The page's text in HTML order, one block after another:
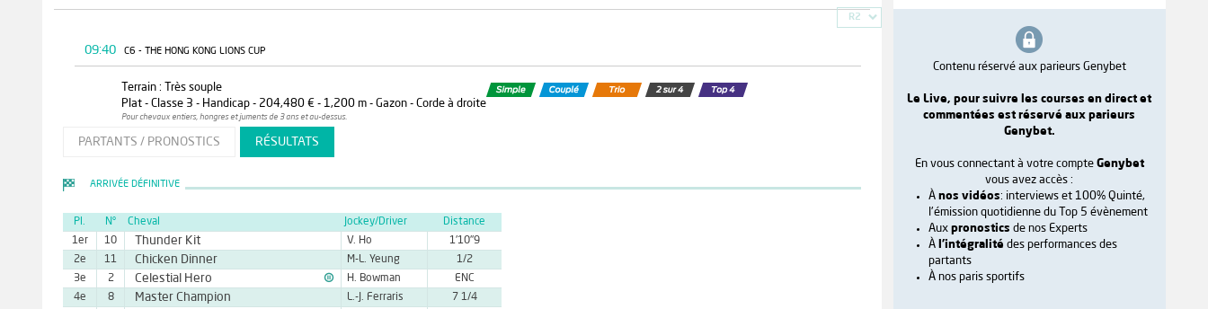
R2
09:40 C6 - THE HONG KONG LIONS CUP
Terrain : Très souple
Plat - Classe 3 - Handicap - 204,480 € - 1,200 m - Gazon - Corde à droite
Pour chevaux entiers, hongres et juments de 3 ans et au-dessus.
PARTANTS / PRONOSTICS RÉSULTATS
ARRIVÉE DÉFINITIVE
Pl. N° Cheval Jockey/Driver
Distance
1er
10 Thunder Kit V. Ho
1'10''9
2e
11 Chicken Dinner M-L. Yeung
1/2
3e
2 Celestial Hero  H. Bowman
ENC
4e
8 Master Champion L.-J. Ferraris
7 1/4
Contenu réservé aux parieurs Genybet
Le Live, pour suivre les courses en direct et
commentées est réservé aux parieurs
Genybet.
En vous connectant à votre compte Genybet
vous avez accès :
À nos vidéos: interviews et 100% Quinté,
l'émission quotidienne du Top 5 évènement
Aux pronostics de nos Experts
À l'intégralité des performances des
partants
À nos paris sportifs